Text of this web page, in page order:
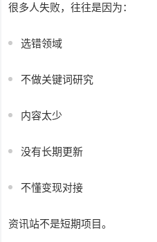
很多人失败，往往是因为：
选错领域
不做关键词研究
内容太少
没有长期更新
不懂变现对接
资讯站不是短期项目。